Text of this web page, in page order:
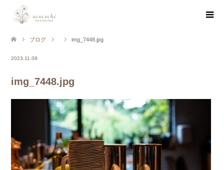
ブログ img_7448.jpg
2023.11.09
img_7448.jpg